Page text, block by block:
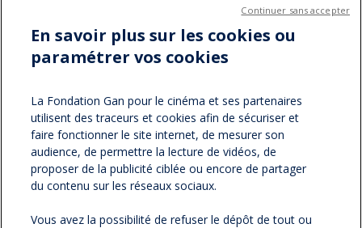
Partager sur :
facebook
twitterVersion
imprimable
NOS NEWSLETTERS
En savoir plus sur les cookies ou
paramétrer vos cookies
La Fondation Gan pour le cinéma et ses partenaires
utilisent des traceurs et cookies afin de sécuriser et
faire fonctionner le site internet, de mesurer son
audience, de permettre la lecture de vidéos, de
proposer de la publicité ciblée ou encore de partager
du contenu sur les réseaux sociaux.
Vous avez la possibilité de refuser le dépôt de tout ou
Continuer sans accepter